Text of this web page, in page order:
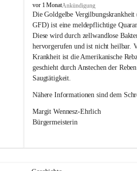
O
s
l
i
p
vor 1 MonatAnkündigung
Die Goldgelbe Vergilbungskrankheit
GFD) ist eine meldepflichtige
Diese wird durch zellwandlose
hervorgerufen und ist nicht heilbar.
Krankheit ist die Amerikanische
geschieht durch Anstechen der
Saugtätigkeit.
Nähere Informationen sind dem
Margit Wennesz-Ehrlich
Bürgermeisterin